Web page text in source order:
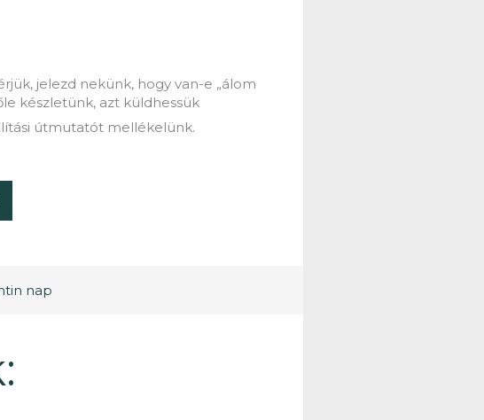
jelezd nekünk, hogy van-e „álom
készletünk, azt küldhessük
útmutatót mellékelünk.
nap